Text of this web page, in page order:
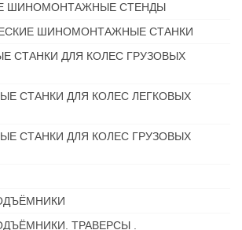
ШИНОМОНТАЖНЫЕ СТЕНДЫ
ШИНОМОНТАЖНЫЕ СТАНКИ
СТАНКИ ДЛЯ КОЛЕС ГРУЗОВЫХ
СТАНКИ ДЛЯ КОЛЕС ЛЕГКОВЫХ
СТАНКИ ДЛЯ КОЛЕС ГРУЗОВЫХ
ТРАВЕРСЫ .